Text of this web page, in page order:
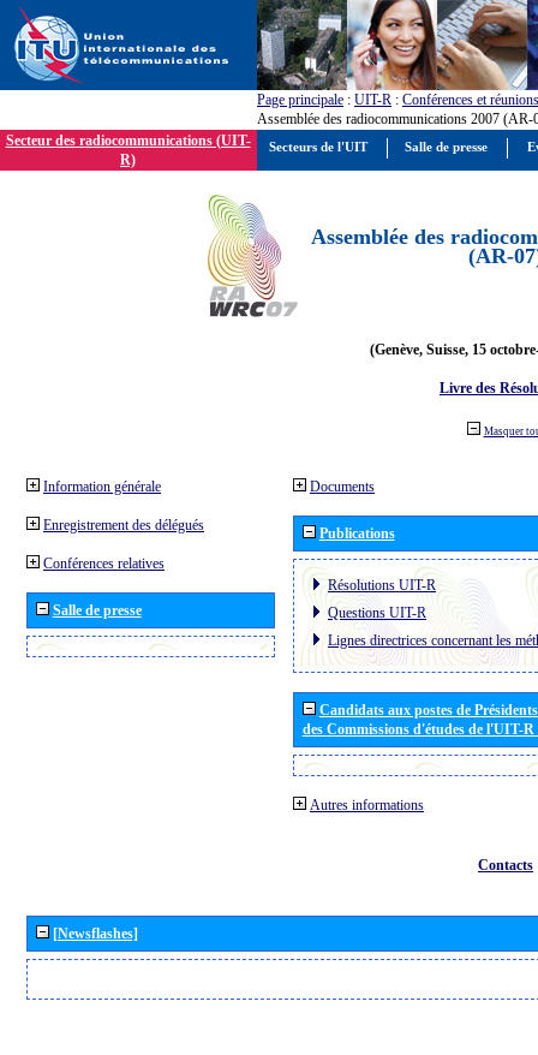
Page principale : UIT-R : Conférences et réunions
Assemblée des radiocommunications 2007 (AR-
Secteur des radiocommunications (UIT-
R)
Assemblée des
(AR-
(Genève, Suisse, 15
Livre des
Masquer
Information générale
Enregistrement des délégués
Conférences relatives
Salle de presse
Documents
Publications
Résolutions UIT-R
Questions UIT-R
Lignes directrices concernant les
Candidats aux postes de
des Commissions d'études de l'UIT-
Autres informations
Contacts
[Newsflashes]
Secteurs de l'UIT Salle de presse